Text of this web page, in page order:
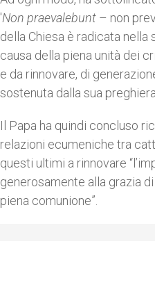
'Non praevalebunt – non
della Chiesa è radicata nella
causa della piena unità dei
e da rinnovare, di
sostenuta dalla sua
Il Papa ha quindi concluso
relazioni ecumeniche tra
questi ultimi a rinnovare
generosamente alla grazia
piena comunione”.